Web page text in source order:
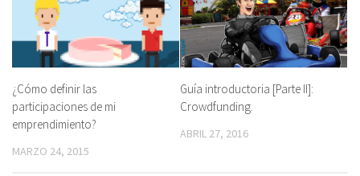
¿Cómo definir las
participaciones de mi
emprendimiento?
MARZO 24, 2015
Guía introductoria [Parte II]:
Crowdfunding.
ABRIL 27, 2016